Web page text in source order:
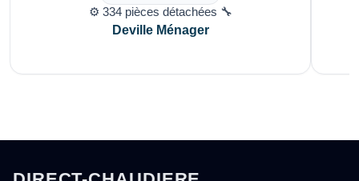
⚙️ 334 pièces détachées 🔧
Deville Ménager